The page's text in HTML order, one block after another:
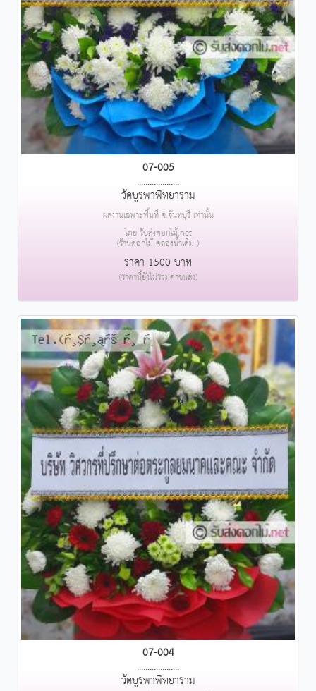
07-005
....................
วัดบูรพาพิทยาราม
ผลงานเฉพาะพื้นที่ จ.จันทบุรี เท่านั้น
โดย รับส่งดอกไม้.net
(ร้านดอกไม้ คลองน้ำเค็ม )
ราคา 1500 บาท
(ราคานี้ยังไม่รวมค่าขนส่ง)
07-004
....................
วัดบูรพาพิทยาราม